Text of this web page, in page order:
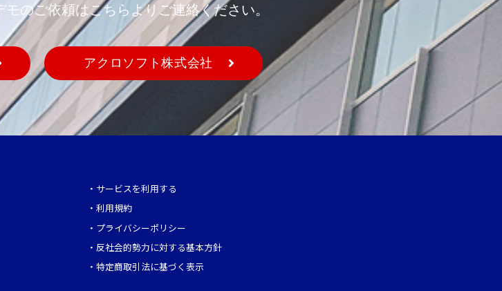
のご依頼はこちらよりご連絡ください。
アクロソフト株式会社
・ サービスを利用する
・ 利用規約
・ プライバシーポリシー
・ 反社会的勢力に対する基本方針
・ 特定商取引法に基づく表示